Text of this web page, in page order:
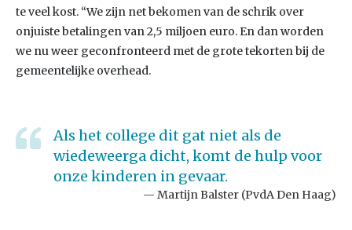
te veel kost. “We zijn net bekomen van de schrik over
onjuiste betalingen van 2,5 miljoen euro. En dan worden
we nu weer geconfronteerd met de grote tekorten bij de
gemeentelijke overhead.
Als het college dit gat niet als de
wiedeweerga dicht, komt de hulp voor
onze kinderen in gevaar.
Martijn Balster (PvdA Den Haag)